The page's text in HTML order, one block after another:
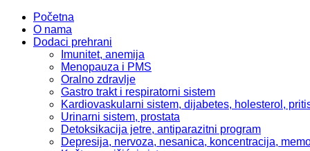
Početna
O nama
Dodaci prehrani
Imunitet, anemija
Menopauza i PMS
Oralno zdravlje
Gastro trakt i respiratorni sistem
Kardiovaskularni sistem, dijabetes, holesterol,
Urinarni sistem, prostata
Detoksikacija jetre, antiparazitni program
Depresija, nervoza, nesanica, koncentracija,